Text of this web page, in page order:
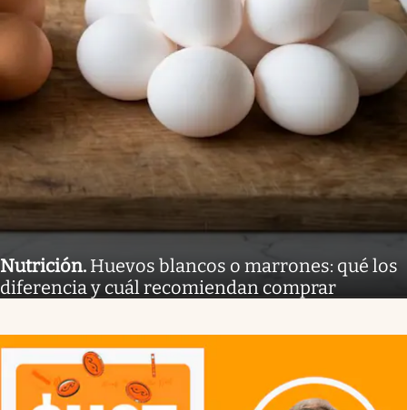
Nutrición. Huevos blancos o marrones: qué los
diferencia y cuál recomiendan comprar